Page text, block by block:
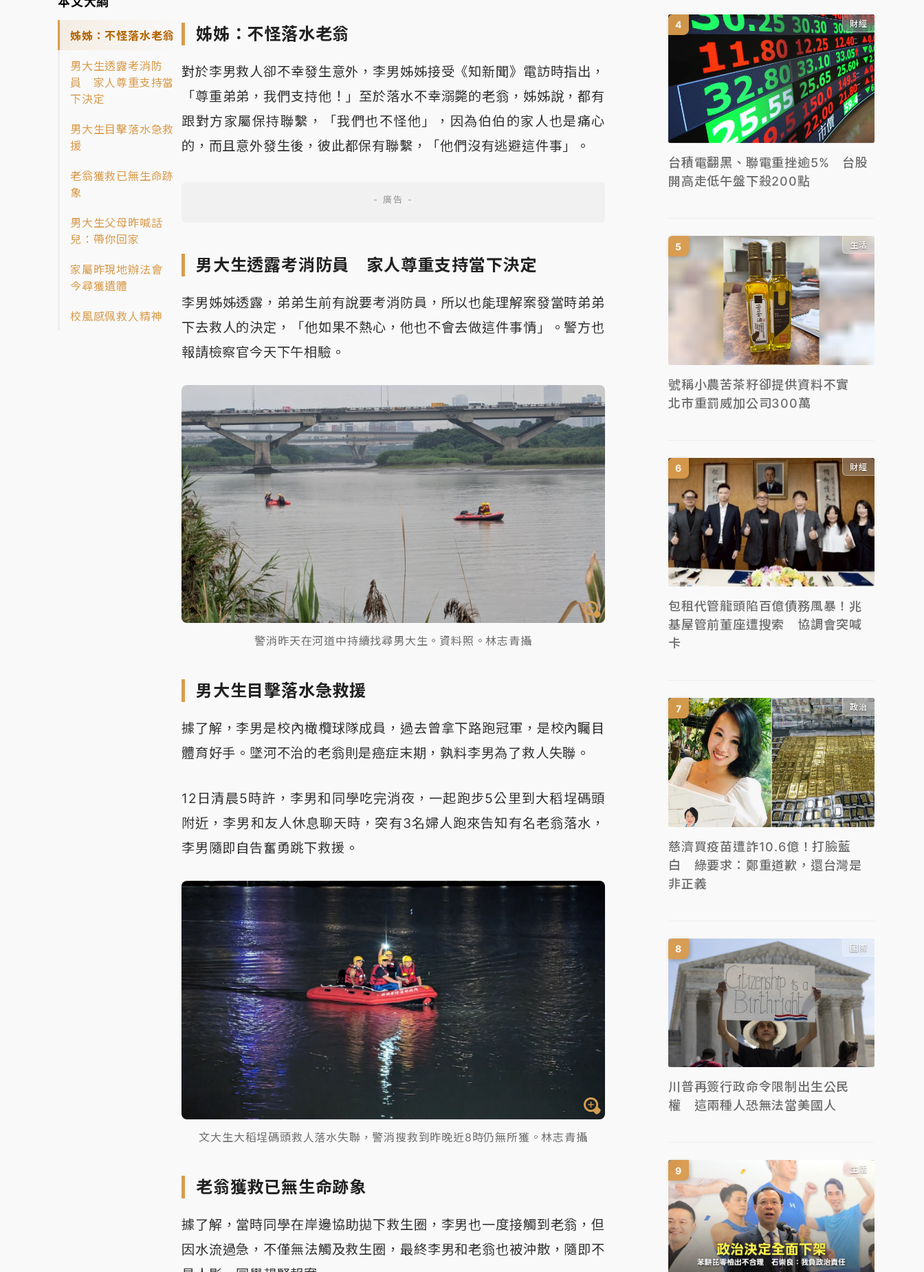
姊姊：不怪落水老翁
男大生透露考消防
員 家人尊重支持當
下決定
男大生目擊落水急救
援
老翁獲救已無生命跡
象
男大生父母昨喊話
兒：帶你回家
家屬昨現地辦法會
今尋獲遺體
校風感佩救人精神
姊姊：不怪落水老翁
對於李男救人卻不幸發生意外，李男姊姊接受《知新聞》電訪時指出，
「尊重弟弟，我們支持他！」至於落水不幸溺斃的老翁，姊姊說，都有
跟對方家屬保持聯繫，「我們也不怪他」，因為伯伯的家人也是痛心
的，而且意外發生後，彼此都保有聯繫，「他們沒有逃避這件事」。
男大生透露考消防員 家人尊重支持當下決定
李男姊姊透露，弟弟生前有說要考消防員，所以也能理解案發當時弟弟
下去救人的決定，「他如果不熱心，他也不會去做這件事情」。警方也
報請檢察官今天下午相驗。
警消昨天在河道中持續找尋男大生。資料照。林志青攝
男大生目擊落水急救援
據了解，李男是校內橄欖球隊成員，過去曾拿下路跑冠軍，是校內矚目
體育好手。墜河不治的老翁則是癌症末期，孰料李男為了救人失聯。
12日清晨5時許，李男和同學吃完消夜，一起跑步5公里到大稻埕碼頭
附近，李男和友人休息聊天時，突有3名婦人跑來告知有名老翁落水，
李男隨即自告奮勇跳下救援。
文大生大稻埕碼頭救人落水失聯，警消搜救到昨晚近8時仍無所獲。林志青攝
老翁獲救已無生命跡象
據了解，當時同學在岸邊協助拋下救生圈，李男也一度接觸到老翁，但
因水流過急，不僅無法觸及救生圈，最終李男和老翁也被沖散，隨即不
財經
台積電翻黑、聯電重挫逾5% 台股
開高走低午盤下殺200點
生活
號稱小農苦茶籽卻提供資料不實
北市重罰威加公司300萬
財經
包租代管龍頭陷百億債務風暴！兆
基屋管前董座遭搜索 協調會突喊
卡
政治
慈濟買疫苗遭詐10.6億！打臉藍
白 綠要求：鄭重道歉，還台灣是
非正義
國際
川普再簽行政命令限制出生公民
權 這兩種人恐無法當美國人
生活